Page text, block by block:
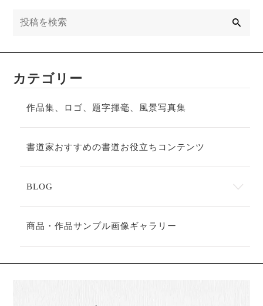
カテゴリー
作品集、ロゴ、題字揮毫、風景写真集
書道家おすすめの書道お役立ちコンテンツ
BLOG
商品・作品サンプル画像ギャラリー